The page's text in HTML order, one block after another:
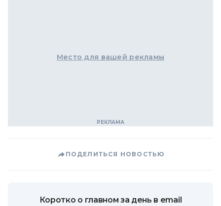
Место для вашей рекламы
ПОДЕЛИТЬСЯ НОВОСТЬЮ
Коротко о главном за день в email